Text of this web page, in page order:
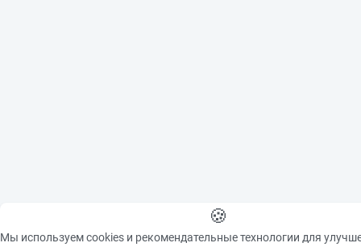
🍪
Мы используем cookies и рекомендательные технологии для